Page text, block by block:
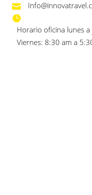
Horario oficina lunes
Viernes: 8:30 am a